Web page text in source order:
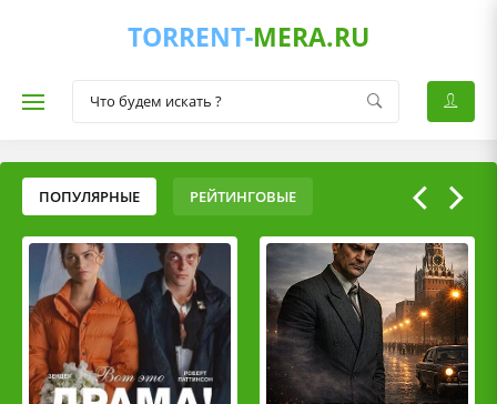
TORRENT-MERA.RU
ПОПУЛЯРНЫЕ РЕЙТИНГОВЫЕ